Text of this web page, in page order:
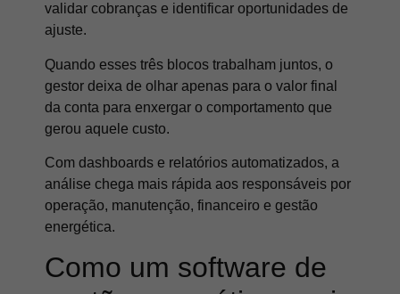
validar cobranças e identificar oportunidades de
ajuste.
Quando esses três blocos trabalham juntos, o
gestor deixa de olhar apenas para o valor final
da conta para enxergar o comportamento que
gerou aquele custo.
Com dashboards e relatórios automatizados, a
análise chega mais rápida aos responsáveis por
operação, manutenção, financeiro e gestão
energética.
Como um software de